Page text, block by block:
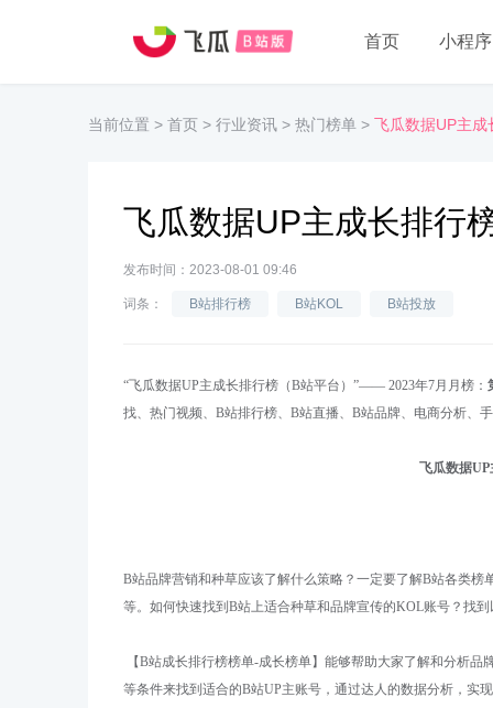
首页 小程序
当前位置 > 首页 > 行业资讯 > 热门榜单 > 飞瓜数据UP主
飞瓜数据UP主成长排
发布时间：2023-08-01 09:46
词条： B站排行榜 B站KOL B站投放
“飞瓜数据UP主成长排行榜（B站平台） ”—— 2023年7月月 榜：
找、热门视频、B站排行榜、B站直播、B站品牌、电商分析、
飞瓜数据UP
B站品牌营销和种草应该了解什么策略？一定要了解B站各类
等。如何快速找到B站上适合种草和品牌宣传的KOL账号？找
【B站成长排行榜榜单-成长榜单】能够帮助大家了解和分析品
等条件来找到适合的B站UP主账号，通过达人的数据分析，实